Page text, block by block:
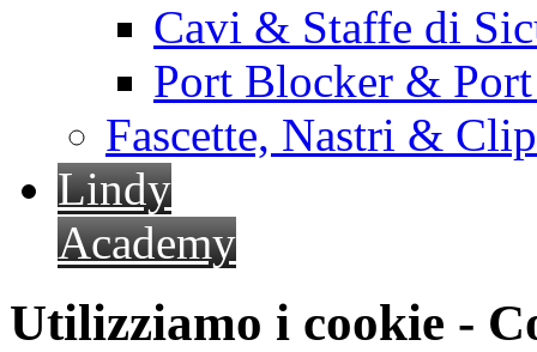
Cavi & Staffe di
Port Blocker &
Fascette, Nastri &
Lindy
Academy
Utilizziamo i cookie -